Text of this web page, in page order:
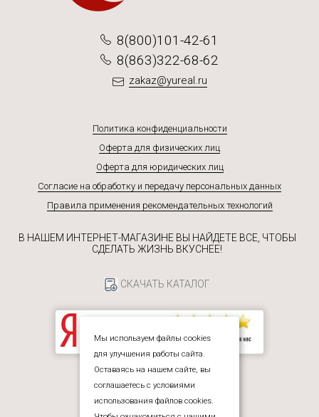
Екатерина
Здравствуйте! Готова помочь
вам. Напишите мне, если у
вас появятся вопросы.
8(800)101-42-61
8(863)322-68-62
zakaz@yureal.ru
Политика конфиденциальности
Оферта для физических лиц
Оферта для юридических лиц
Согласие на обработку и передачу персональных данных
Правила применения рекомендательных технологий
В НАШЕМ ИНТЕРНЕТ-МАГАЗИНЕ ВЫ НАЙДЕТЕ ВСЕ, ЧТОБЫ
СДЕЛАТЬ ЖИЗНЬ ВКУСНЕЕ!
СКАЧАТЬ КАТАЛОГ
Мы используем файлы cookies
для улучшения работы сайта.
Оставаясь на нашем сайте, вы
соглашаетесь с условиями
использования файлов cookies.